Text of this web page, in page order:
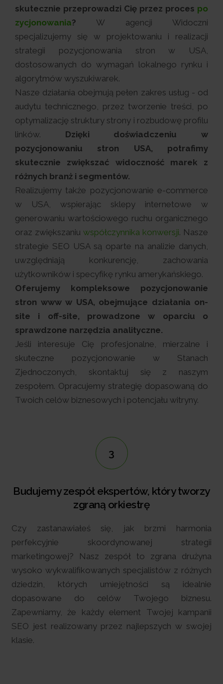
skutecznie przeprowadzi Cię przez proces po
zycjonowania? W agencji Widoczni
specjalizujemy się w projektowaniu i realizacji
strategii pozycjonowania stron w USA,
dostosowanych do wymagań lokalnego rynku i
algorytmów wyszukiwarek.
Nasze działania obejmują pełen zakres usług - od
audytu technicznego, przez tworzenie treści, po
optymalizację struktury strony i rozbudowę profilu
linków. Dzięki doświadczeniu w
pozycjonowaniu stron USA, potrafimy
skutecznie zwiększać widoczność marek z
różnych branż i segmentów.
Realizujemy także pozycjonowanie e-commerce
w USA, wspierając sklepy internetowe w
generowaniu wartościowego ruchu organicznego
oraz zwiększaniu współczynnika konwersji. Nasze
strategie SEO USA są oparte na analizie danych,
uwzględniają konkurencję, zachowania
użytkowników i specyfikę rynku amerykańskiego.
Oferujemy kompleksowe pozycjonowanie
stron www w USA, obejmujące działania on-
site i off-site, prowadzone w oparciu o
sprawdzone narzędzia analityczne.
Jeśli interesuje Cię profesjonalne, mierzalne i
skuteczne pozycjonowanie w Stanach
Zjednoczonych, skontaktuj się z naszym
zespołem. Opracujemy strategię dopasowaną do
Twoich celów biznesowych i potencjału witryny.
3
Budujemy zespół ekspertów, który tworzy
zgraną orkiestrę
Czy zastanawiałeś się, jak brzmi harmonia
perfekcyjnie skoordynowanej strategii
marketingowej? Nasz zespół to zgrana drużyna
wysoko wykwalifikowanych specjalistów z różnych
dziedzin, których umiejętności są idealnie
dopasowane do celów Twojego biznesu.
Zapewniamy, że każdy element Twojej kampanii
SEO jest realizowany przez najlepszych w swojej
klasie.